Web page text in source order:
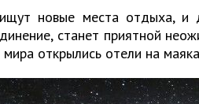
новые места отдыха, и
станет приятной
открылись отели на